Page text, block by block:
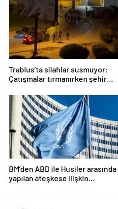
Trablus’ta silahlar susmuyor:
Çatışmalar tırmanırken şehir
BM’den ABD ile Husiler arasında
yapılan ateşkese ilişkin